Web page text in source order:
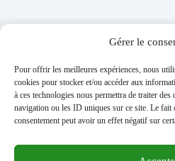
Gérer le
Pour offrir les meilleures expériences, nous
cookies pour stocker et/ou accéder aux
à ces technologies nous permettra de traiter
navigation ou les ID uniques sur ce site. Le fait
consentement peut avoir un effet négatif sur
Vous devezvous connecterpour